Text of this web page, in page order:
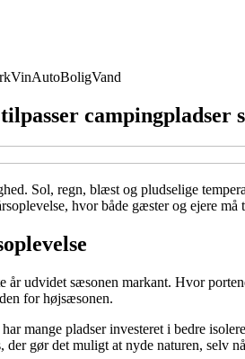
VinAutoBoligVand
campingpladser
Sol, regn, blæst og pludselige
hvor både gæster og ejere
år udvidet sæsonen markant. Hvor
for højsæsonen.
mange pladser investeret i bedre
der gør det muligt at nyde naturen, selv